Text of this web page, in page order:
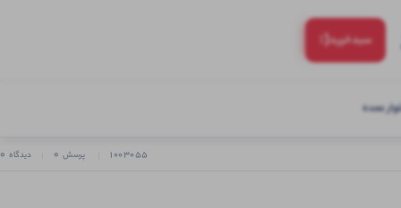
سبد‌خرید(:
عمده
1003055 پرسش 0 دیدگاه 0